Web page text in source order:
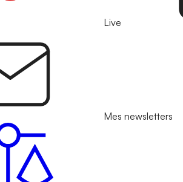
Live
Mes newsletters